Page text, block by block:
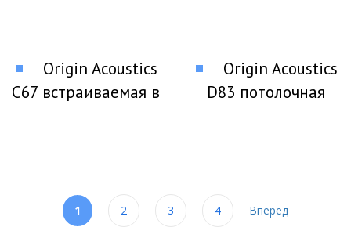
Origin Acoustics
C67 встраиваемая в
Origin Acoustics
D83 потолочная
1 2 3 4 Вперед